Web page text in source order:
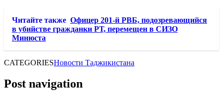
Читайте также Офицер 201-й РВБ, подозревающийся
в убийстве гражданки РТ, перемещен в СИЗО
Минюста
CATEGORIESНовости Таджикистана
Post navigation